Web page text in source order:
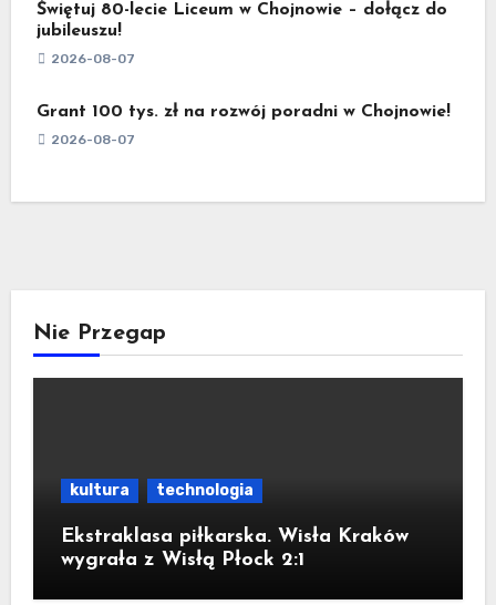
Świętuj 80-lecie Liceum w Chojnowie – dołącz do
jubileuszu!
2026-08-07
Grant 100 tys. zł na rozwój poradni w Chojnowie!
2026-08-07
Nie Przegap
kultura technologia
Ekstraklasa piłkarska. Wisła Kraków
wygrała z Wisłą Płock 2:1